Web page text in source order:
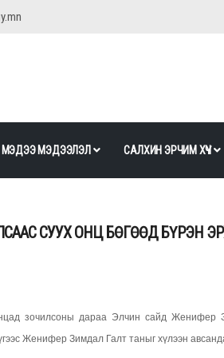
МЭДЭЭ МЭДЭЭЛЭЛ САЛХИН ЭРЧИМ ХҮЧ
СУУХ ОНЦ БӨГӨӨД БҮРЭН
зочилсоны дараа Элчин сайд Женифер
Женифер Зимдал Галт таныг хүлээн